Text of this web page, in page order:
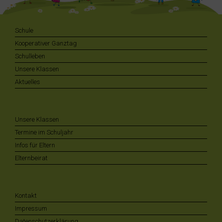
Schule
Kooperativer Ganztag
Schulleben
Unsere Klassen
Aktuelles
Unsere Klassen
Termine im Schuljahr
Infos für Eltern
Elternbeirat
Kontakt
Impressum